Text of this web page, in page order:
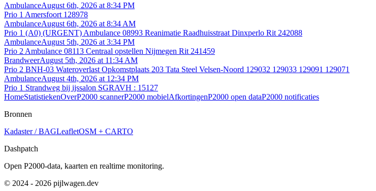
AmbulanceAugust 6th, 2026 at 8:34 PM
Prio 1 Amersfoort 128978
AmbulanceAugust 6th, 2026 at 8:34 AM
Prio 1 (A0) (URGENT) Ambulance 08993 Reanimatie Raadhuisstraat Dinxperlo Rit 242088
AmbulanceAugust 5th, 2026 at 3:34 PM
Prio 2 Ambulance 08113 Centraal opstellen Nijmegen Rit 241459
BrandweerAugust 5th, 2026 at 11:34 AM
Prio 2 BNH-03 Wateroverlast Opkomstplaats 203 Tata Steel Velsen-Noord 129032 129033 129091 129071
AmbulanceAugust 4th, 2026 at 12:34 PM
Prio 1 Strandweg bij ijssalon SGRAVH : 15127
HomeStatistiekenOverP2000 scannerP2000 mobielAfkortingenP2000 open dataP2000 notificaties
Bronnen
Kadaster / BAGLeafletOSM + CARTO
Dashpatch
Open P2000-data, kaarten en realtime monitoring.
© 2024 - 2026 pijlwagen.dev